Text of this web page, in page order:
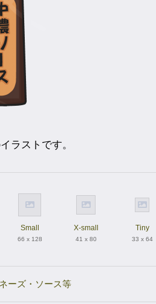
ラストです。
Small
66 x 128
X-small
41 x 80
Tiny
33 x 64
ーズ・ソース等